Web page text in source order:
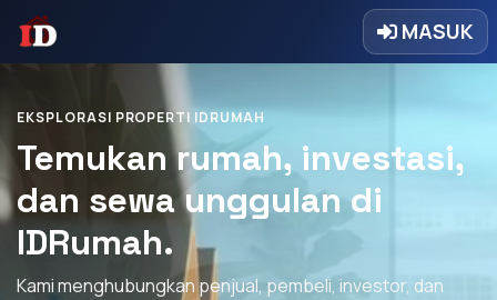
MASUK
EKSPLORASI PROPERTI IDRUMAH
Temukan rumah, investasi,
dan sewa unggulan di
IDRumah.
Kami menghubungkan penjual, pembeli, investor, dan